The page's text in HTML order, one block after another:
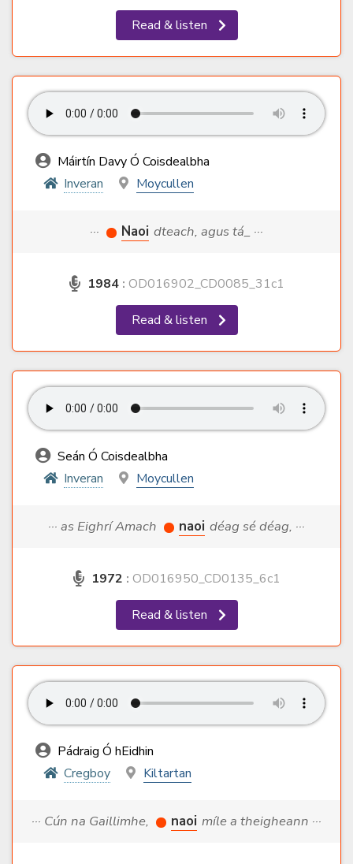
Read & listen
Máirtín Davy Ó Coisdealbha
Inveran
Moycullen
··· Naoi dteach, agus tá_ ···
1984 : OD016902_CD0085_31c1
Read & listen
Seán Ó Coisdealbha
Inveran
Moycullen
··· as Eighrí Amach naoi déag sé déag, ···
1972 : OD016950_CD0135_6c1
Read & listen
Pádraig Ó hEidhin
Cregboy
Kiltartan
··· Cún na Gaillimhe, naoi míle a theigheann ···